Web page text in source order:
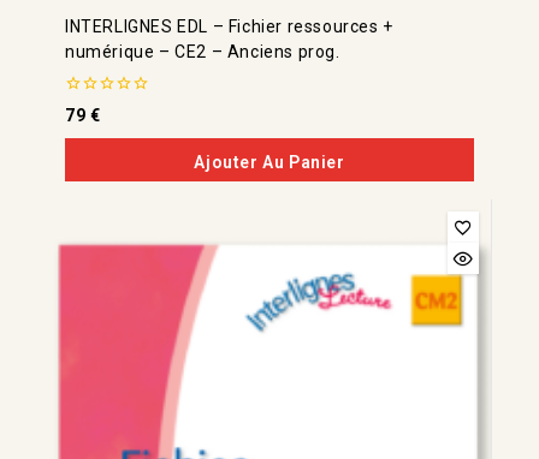
INTERLIGNES EDL – Fichier ressources +
numérique – CE2 – Anciens prog.
0
de
5
79 €
Ajouter Au Panier